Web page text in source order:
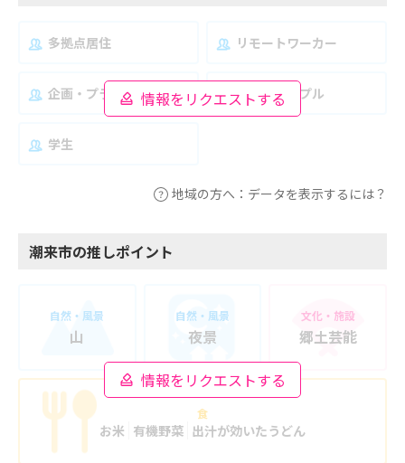
情報をリクエストする
多拠点居住 リモートワーカー
企画・プランナー 夫婦・カップル
学生
地域の方へ：データを表示するには？
潮来市の推しポイント
情報をリクエストする
自然・風景
山
自然・風景
夜景
文化・施設
郷土芸能
食
お米 有機野菜 出汁が効いたうどん